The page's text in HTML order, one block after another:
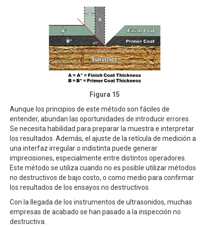
Figura 15
Aunque los principios de este método son fáciles de
entender, abundan las oportunidades de introducir errores.
Se necesita habilidad para preparar la muestra e interpretar
los resultados. Además, el ajuste de la retícula de medición a
una interfaz irregular o indistinta puede generar
imprecisiones, especialmente entre distintos operadores.
Este método se utiliza cuando no es posible utilizar métodos
no destructivos de bajo costo, o como medio para confirmar
los resultados de los ensayos no destructivos.
Con la llegada de los instrumentos de ultrasonidos, muchas
empresas de acabado se han pasado a la inspección no
destructiva.